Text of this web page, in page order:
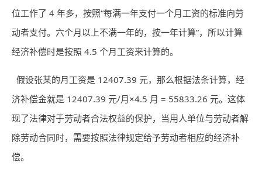
位工作了 4 年多，按照“每满一年支付一个月工资的标准向劳
动者支付。六个月以上不满一年的，按一年计算”，所以计算
经济补偿时是按照 4.5 个月工资来计算的。
假设张某的月工资是 12407.39 元，那么根据法条计算，经
济补偿金就是 12407.39 元/月×4.5 月 = 55833.26 元。这体
现了法律对于劳动者合法权益的保护，当用人单位与劳动者解
除劳动合同时，需要按照法律规定给予劳动者相应的经济补
偿。